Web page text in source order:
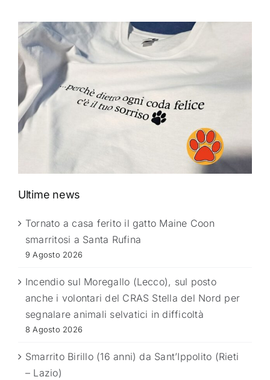
Ultime news
Tornato a casa ferito il gatto Maine Coon
smarritosi a Santa Rufina
9 Agosto 2026
Incendio sul Moregallo (Lecco), sul posto
anche i volontari del CRAS Stella del Nord per
segnalare animali selvatici in difficoltà
8 Agosto 2026
Smarrito Birillo (16 anni) da Sant’Ippolito (Rieti
– Lazio)